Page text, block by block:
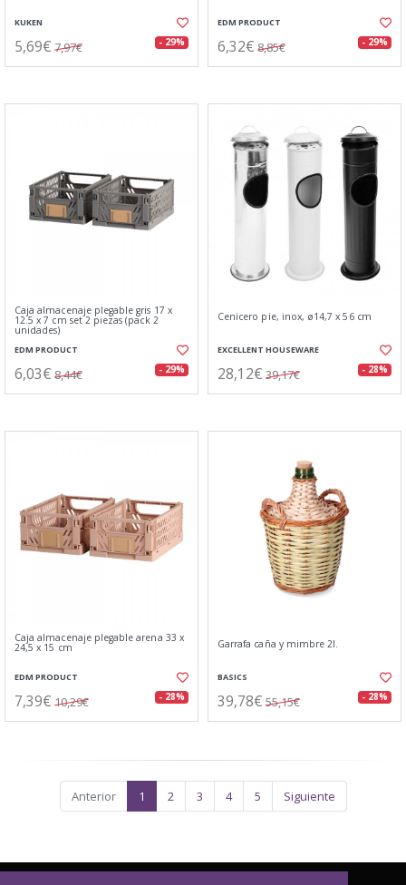
KUKEN
5,69€ 7,97€ - 29%
EDM PRODUCT
6,32€ 8,85€ - 29%
Caja almacenaje plegable gris 17 x
12.5 x 7 cm set 2 piezas (pack 2
unidades)
EDM PRODUCT
6,03€ 8,44€ - 29%
Cenicero pie, inox, ø14,7 x 56 cm
EXCELLENT HOUSEWARE
28,12€ 39,17€ - 28%
Caja almacenaje plegable arena 33 x
24,5 x 15 cm
EDM PRODUCT
7,39€ 10,29€ - 28%
Garrafa caña y mimbre 2l.
BASICS
39,78€ 55,15€ - 28%
Anterior 1 2 3 4 5 Siguiente